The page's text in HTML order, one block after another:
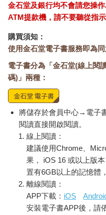
金石堂及銀行均不會請您操
ATM提款機，請不要聽從指
購買須知：
使用金石堂電子書服務即為
電子書分為「金石堂(線上閱
碼)」兩種：
將儲存於會員中心→電子
閱讀直接開啟閱讀。
線上閱讀：
建議使用Chrome、
果， iOS 16 或以上版
置有6GB以上的記憶體
離線閱讀：
APP下載： iOS
安裝電子書APP後，請